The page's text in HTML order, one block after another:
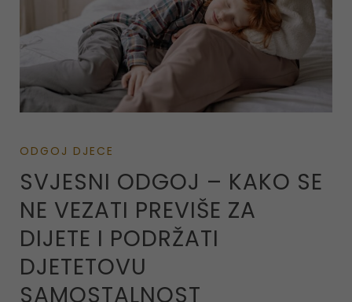
ODGOJ DJECE
SVJESNI ODGOJ – KAKO SE
NE VEZATI PREVIŠE ZA
DIJETE I PODRŽATI
DJETETOVU
SAMOSTALNOST